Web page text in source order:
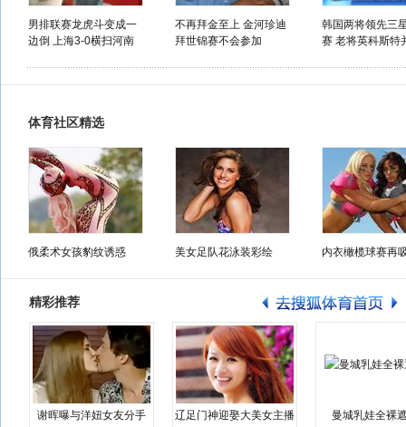
男排联赛龙虎斗变成一
边倒 上海3-0横扫河南
不再拜金至上 金河珍迪
拜世锦赛不会参加
韩国两将领先三
赛 老将英科斯特
体育社区精选
俄柔术女孩豹纹诱惑 美女足队花泳装彩绘 内衣橄榄球赛再
精彩推荐
谢晖曝与洋妞女友分手 辽足门神迎娶大美女主播 曼城乳娃全裸